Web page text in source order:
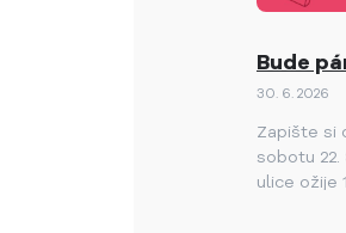
Bude
30. 6. 2026
Zapište si
sobotu 22.
ulice ožije